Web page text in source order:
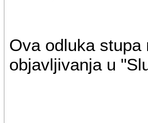
Ova odluka stupa
objavljivanja u